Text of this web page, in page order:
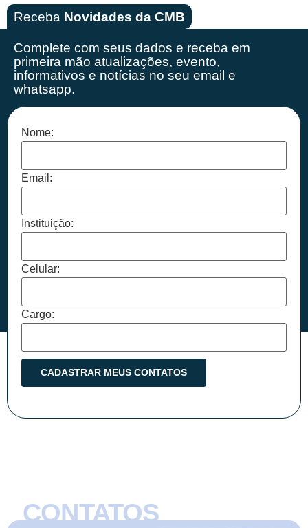
Receba Novidades da CMB
Complete com seus dados e receba em
primeira mão atualizações, evento,
informativos e notícias no seu email e
whatsapp.
Nome:
Email:
Instituição:
Celular:
Cargo:
CONTATOS